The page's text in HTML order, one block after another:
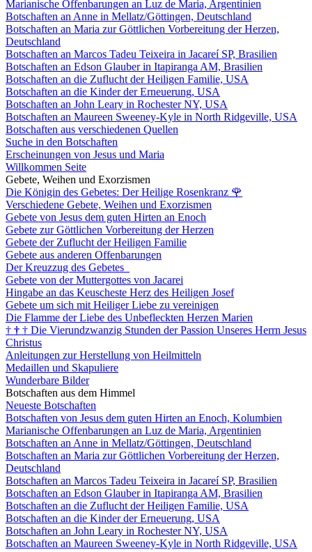
Marianische Offenbarungen an Luz de Maria, Argentinien
Botschaften an Anne in Mellatz/Göttingen, Deutschland
Botschaften an Maria zur Göttlichen Vorbereitung der Herzen,
Deutschland
Botschaften an Marcos Tadeu Teixeira in Jacareí SP, Brasilien
Botschaften an Edson Glauber in Itapiranga AM, Brasilien
Botschaften an die Zuflucht der Heiligen Familie, USA
Botschaften an die Kinder der Erneuerung, USA
Botschaften an John Leary in Rochester NY, USA
Botschaften an Maureen Sweeney-Kyle in North Ridgeville, USA
Botschaften aus verschiedenen Quellen
Suche in den Botschaften
Erscheinungen von Jesus und Maria
Willkommen Seite
Gebete, Weihen und Exorzismen
Die Königin des Gebetes: Der Heilige Rosenkranz 🌹
Verschiedene Gebete, Weihen und Exorzismen
Gebete von Jesus dem guten Hirten an Enoch
Gebete zur Göttlichen Vorbereitung der Herzen
Gebete der Zuflucht der Heiligen Familie
Gebete aus anderen Offenbarungen
Der Kreuzzug des Gebetes
Gebete von der Muttergottes von Jacarei
Hingabe an das Keuscheste Herz des Heiligen Josef
Gebete um sich mit Heiliger Liebe zu vereinigen
Die Flamme der Liebe des Unbefleckten Herzen Marien
† † † Die Vierundzwanzig Stunden der Passion Unseres Herrn Jesus
Christus
Anleitungen zur Herstellung von Heilmitteln
Medaillen und Skapuliere
Wunderbare Bilder
Botschaften aus dem Himmel
Neueste Botschaften
Botschaften von Jesus dem guten Hirten an Enoch, Kolumbien
Marianische Offenbarungen an Luz de Maria, Argentinien
Botschaften an Anne in Mellatz/Göttingen, Deutschland
Botschaften an Maria zur Göttlichen Vorbereitung der Herzen,
Deutschland
Botschaften an Marcos Tadeu Teixeira in Jacareí SP, Brasilien
Botschaften an Edson Glauber in Itapiranga AM, Brasilien
Botschaften an die Zuflucht der Heiligen Familie, USA
Botschaften an die Kinder der Erneuerung, USA
Botschaften an John Leary in Rochester NY, USA
Botschaften an Maureen Sweeney-Kyle in North Ridgeville, USA